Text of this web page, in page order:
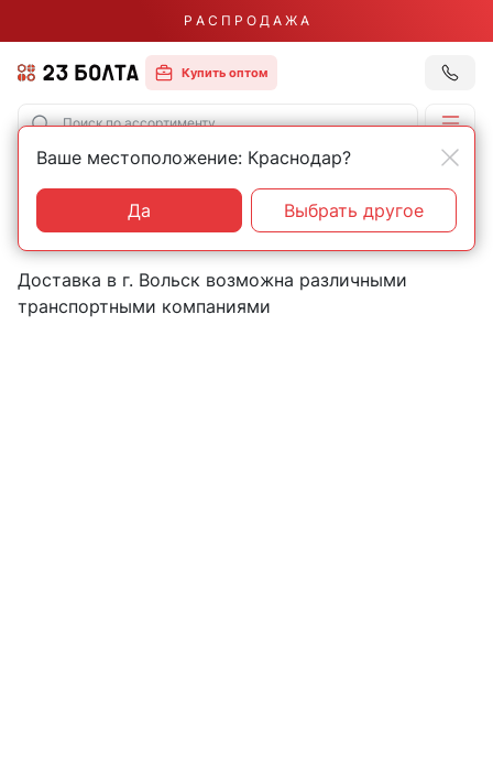
Р А С П Р О Д А Ж А
Купить оптом
Главная Контакты Вольск
Пункты выдачи товаров в
городе Вольск
Доставка в г. Вольск возможна различными
транспортными компаниями
Ваше местоположение: Краснодар?
Да Выбрать другое